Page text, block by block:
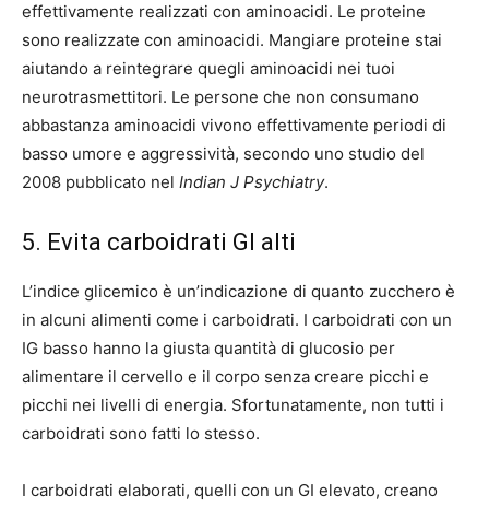
effettivamente realizzati con aminoacidi. Le proteine ​​
sono realizzate con aminoacidi. Mangiare proteine ​​stai
aiutando a reintegrare quegli aminoacidi nei tuoi
neurotrasmettitori. Le persone che non consumano
abbastanza aminoacidi vivono effettivamente periodi di
basso umore e aggressività, secondo uno studio del
2008 pubblicato nel Indian J Psychiatry.
5. Evita carboidrati GI alti
L’indice glicemico è un’indicazione di quanto zucchero è
in alcuni alimenti come i carboidrati. I carboidrati con un
IG basso hanno la giusta quantità di glucosio per
alimentare il cervello e il corpo senza creare picchi e
picchi nei livelli di energia. Sfortunatamente, non tutti i
carboidrati sono fatti lo stesso.
I carboidrati elaborati, quelli con un GI elevato, creano